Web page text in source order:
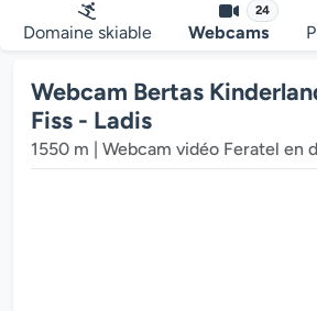
Domaine skiable
24
Webcams
Webcam Bertas
Fiss - Ladis
1550 m | Webcam vidéo Feratel en
Le lecteur multimédia de la webcam charge...